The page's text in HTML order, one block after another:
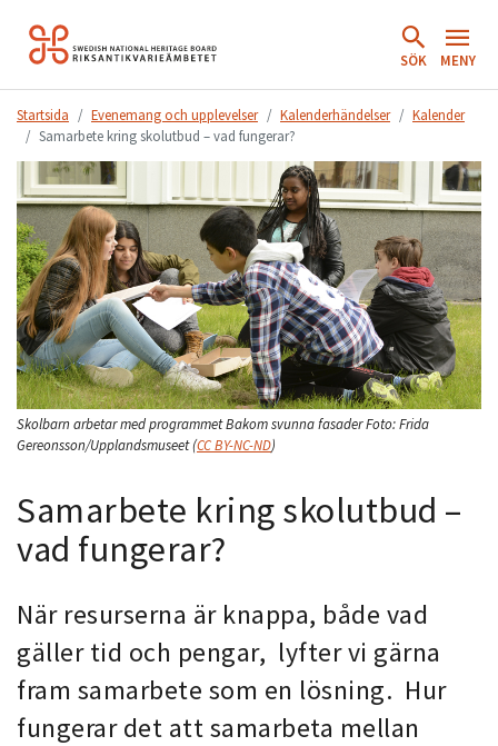
Hoppa
till
SÖK MENY
Startsida Evenemang och upplevelser Kalenderhändelser
Kalender
Samarbete kring skolutbud – vad fungerar?
Skolbarn arbetar med programmet Bakom svunna fasaderFoto:Frida
Gereonsson/Upplandsmuseet(CC BY-NC-ND)
Samarbete kring skolutbud –
vad fungerar?
När resurserna är knappa, både vad
gäller tid och pengar, lyfter vi gärna
fram samarbete som en lösning. Hur
fungerar det att samarbeta mellan